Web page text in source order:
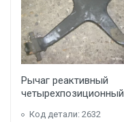
Рычаг реактивный
четырехпозиционный
Код детали: 2632